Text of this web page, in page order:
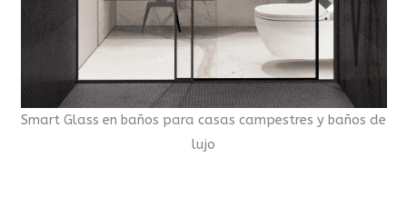
Smart Glass en baños para casas campestres y baños de
lujo